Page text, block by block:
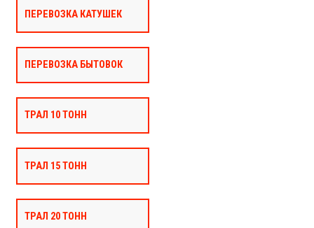
ПЕРЕВОЗКА КАТУШЕК
ПЕРЕВОЗКА БЫТОВОК
ТРАЛ 10 ТОНН
ТРАЛ 15 ТОНН
ТРАЛ 20 ТОНН